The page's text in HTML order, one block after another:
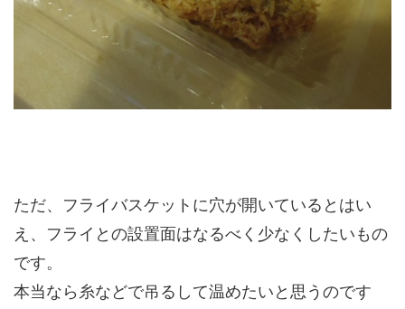
ただ、フライバスケットに穴が開いているとはい
え、フライとの設置面はなるべく少なくしたいもの
です。
本当なら糸などで吊るして温めたいと思うのです